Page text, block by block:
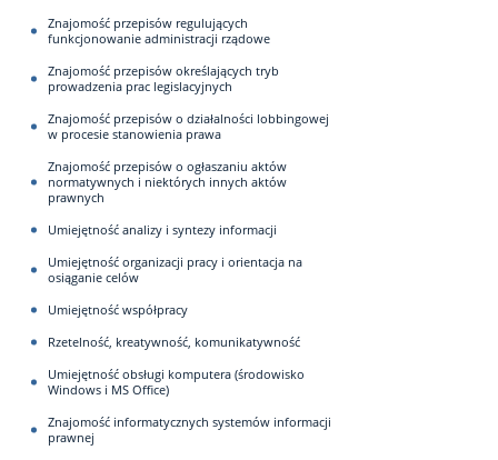
Znajomość przepisów regulujących
funkcjonowanie administracji rządowe
Znajomość przepisów określających tryb
prowadzenia prac legislacyjnych
Znajomość przepisów o działalności lobbingowej
w procesie stanowienia prawa
Znajomość przepisów o ogłaszaniu aktów
normatywnych i niektórych innych aktów
prawnych
Umiejętność analizy i syntezy informacji
Umiejętność organizacji pracy i orientacja na
osiąganie celów
Umiejętność współpracy
Rzetelność, kreatywność, komunikatywność
Umiejętność obsługi komputera (środowisko
Windows i MS Office)
Znajomość informatycznych systemów informacji
prawnej